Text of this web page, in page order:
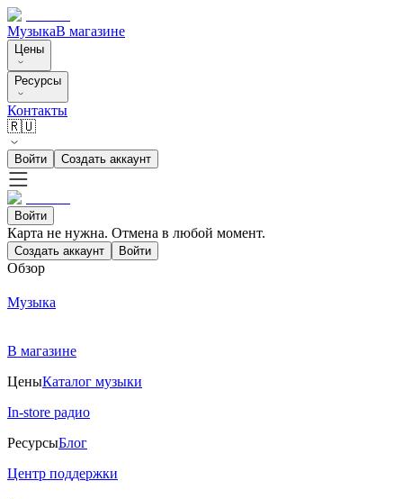
МузыкаВ магазине
Цены
Ресурсы
Контакты
🇷🇺
Войти Создать аккаунт
Войти
Карта не нужна. Отмена в любой момент.
Создать аккаунт Войти
Обзор
Музыка
В магазине
ЦеныКаталог музыки
In-store радио
РесурсыБлог
Центр поддержки